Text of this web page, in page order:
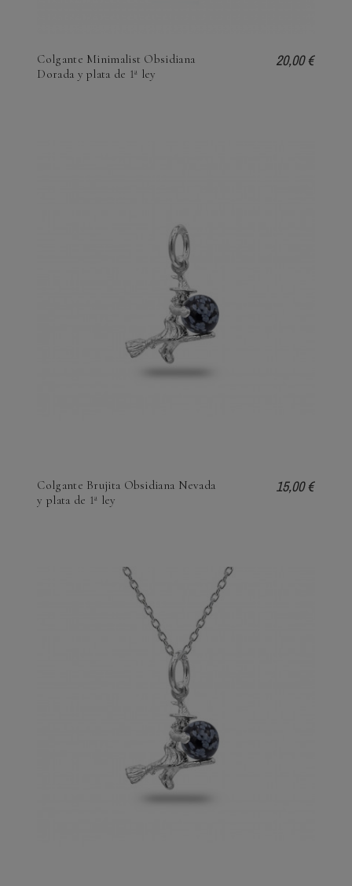
Colgante Minimalist Obsidiana
Dorada y plata de 1ª ley
20,00 €
Colgante Brujita Obsidiana Nevada
y plata de 1ª ley
15,00 €